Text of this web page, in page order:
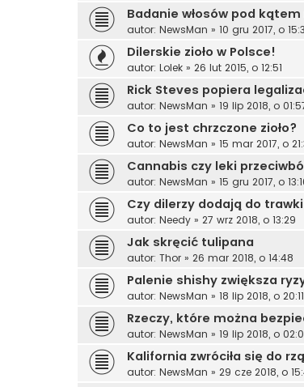
Badanie włosów pod
autor: NewsMan » 10 gru 2017, o
Dilerskie zioło w Polsce!
autor: Lolek » 26 lut 2015, o 12:51
Rick Steves popiera
autor: NewsMan » 19 lip 2018, o
Co to jest chrzczone zioło?
autor: NewsMan » 15 mar 2017, o
Cannabis czy leki
autor: NewsMan » 15 gru 2017, o
Czy dilerzy dodają do
autor: Needy » 27 wrz 2018, o 13:29
Jak skręcić tulipana
autor: Thor » 26 mar 2018, o 14:48
Palenie shishy zwiększa
autor: NewsMan » 18 lip 2018, o 20:11
Rzeczy, które można
autor: NewsMan » 19 lip 2018, o
Kalifornia zwróciła się do
autor: NewsMan » 29 cze 2018, o